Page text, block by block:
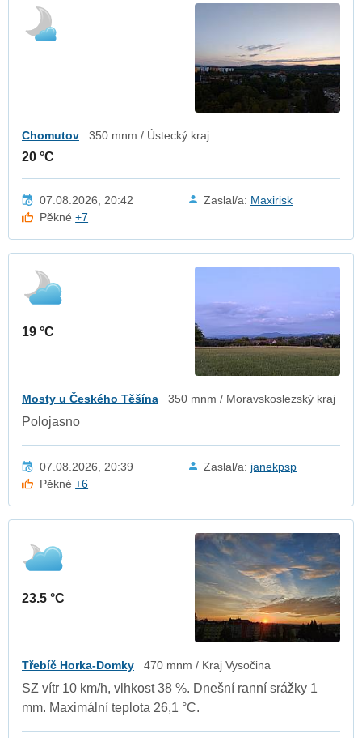
Chomutov 350 mnm / Ústecký kraj
20 °C
07.08.2026, 20:42 Zaslal/a: Maxirisk
Pěkné+7
19 °C
Mosty u Českého Těšína 350 mnm / Moravskoslezský kraj
Polojasno
07.08.2026, 20:39 Zaslal/a: janekpsp
Pěkné+6
23.5 °C
Třebíč Horka-Domky 470 mnm / Kraj Vysočina
SZ vítr 10 km/h, vlhkost 38 %. Dnešní ranní srážky 1
mm. Maximální teplota 26,1 °C.